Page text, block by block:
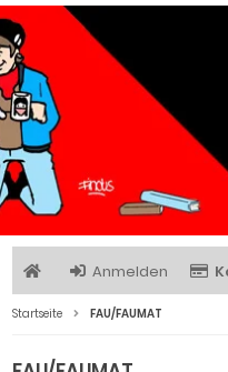
Anmelden
Startseite FAU/FAUMAT